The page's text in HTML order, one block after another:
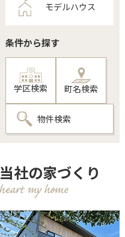
モデルハウス
条件から探す
学区検索 町名検索
物件検索
当社の家づくり